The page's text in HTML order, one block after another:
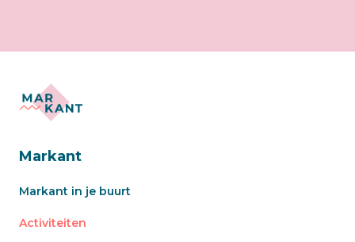
Markant
Markant in je buurt
Activiteiten